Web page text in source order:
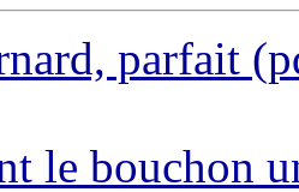
parfait
le bouchon